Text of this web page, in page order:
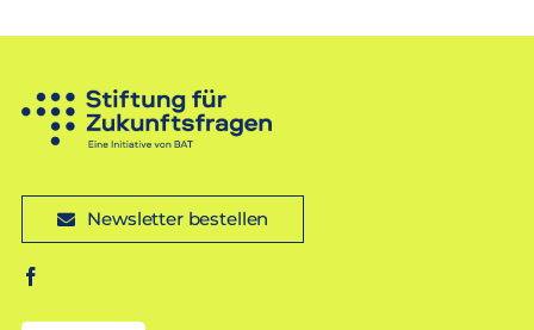
Newsletter bestellen